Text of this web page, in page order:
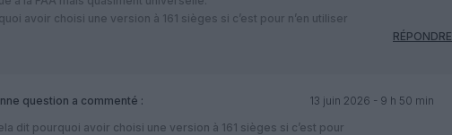
avoir choisi une version à 161 sièges si c’est pour n’en utiliser
RÉPONDRE
question a commenté :
13 juin 2026 - 9 h 50 min
dit pourquoi avoir choisi une version à 161 sièges si c’est pour